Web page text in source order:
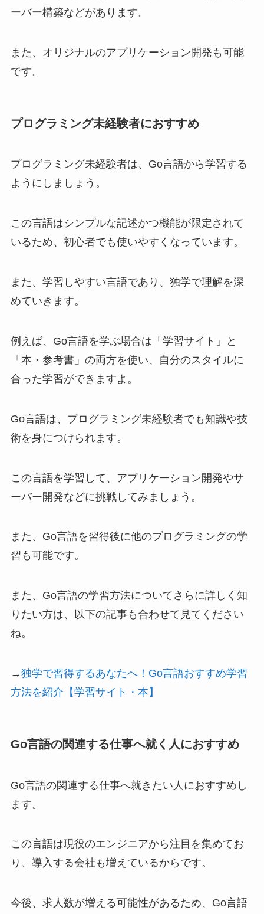
ーバー構築などがあります。
また、オリジナルのアプリケーション開発も可能
です。
プログラミング未経験者におすすめ
プログラミング未経験者は、Go言語から学習する
ようにしましょう。
この言語はシンプルな記述かつ機能が限定されて
いるため、初心者でも使いやすくなっています。
また、学習しやすい言語であり、独学で理解を深
めていきます。
例えば、Go言語を学ぶ場合は「学習サイト」と
「本・参考書」の両方を使い、自分のスタイルに
合った学習ができますよ。
Go言語は、プログラミング未経験者でも知識や技
術を身につけられます。
この言語を学習して、アプリケーション開発やサ
ーバー開発などに挑戦してみましょう。
また、Go言語を習得後に他のプログラミングの学
習も可能です。
また、Go言語の学習方法についてさらに詳しく知
りたい方は、以下の記事も合わせて見てください
ね。
→独学で習得するあなたへ！Go言語おすすめ学習
方法を紹介【学習サイト・本】
Go言語の関連する仕事へ就く人におすすめ
Go言語の関連する仕事へ就きたい人におすすめし
ます。
この言語は現役のエンジニアから注目を集めてお
り、導入する会社も増えているからです。
今後、求人数が増える可能性があるため、Go言語